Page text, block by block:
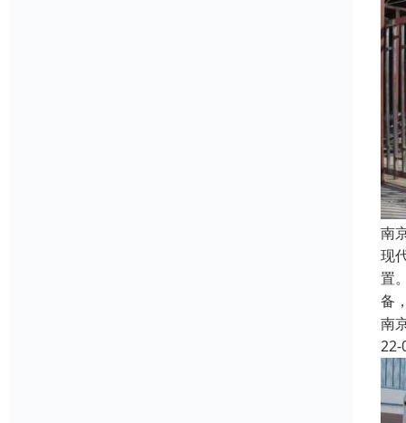
南
现
置
备
南
22-